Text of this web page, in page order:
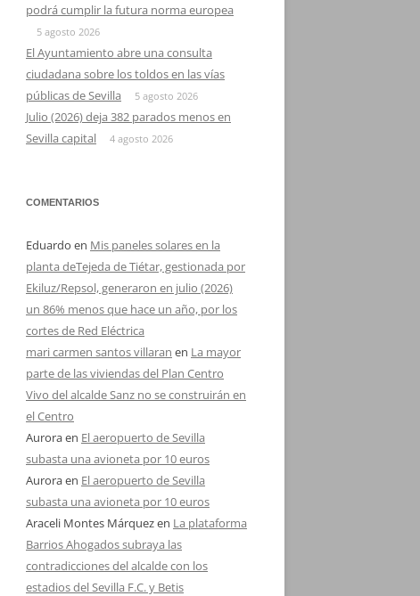
podrá cumplir la futura norma europea
5 agosto 2026
El Ayuntamiento abre una consulta
ciudadana sobre los toldos en las vías
públicas de Sevilla
5 agosto 2026
Julio (2026) deja 382 parados menos en
Sevilla capital
4 agosto 2026
COMENTARIOS
Eduardo en Mis paneles solares en la
planta deTejeda de Tiétar, gestionada por
Ekiluz/Repsol, generaron en julio (2026)
un 86% menos que hace un año, por los
cortes de Red Eléctrica
mari carmen santos villaran en La mayor
parte de las viviendas del Plan Centro
Vivo del alcalde Sanz no se construirán en
el Centro
Auroraen El aeropuerto de Sevilla
subasta una avioneta por 10 euros
Auroraen El aeropuerto de Sevilla
subasta una avioneta por 10 euros
Araceli Montes Márquezen La plataforma
Barrios Ahogados subraya las
contradicciones del alcalde con los
estadios del Sevilla F.C. y Betis